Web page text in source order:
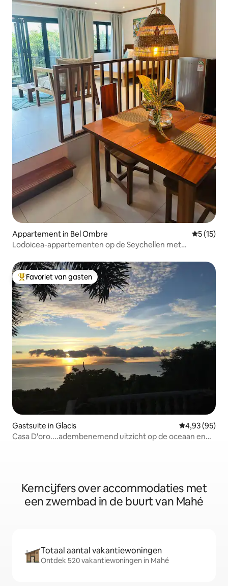
Appartement in Bel Ombre
5 (15)
Lodoicea-appartementen op de Seychellen met
Topfavoriet van gasten
Favoriet van gasten
Gastsuite in Glacis Gemiddelde
4,93 (95)
Casa D'oro....adembenemend uitzicht op de oceaan en
Kerncijfers over accommodaties met
een zwembad in de buurt van Mahé
Totaal aantal vakantiewoningen
Ontdek 520 vakantiewoningen in Mahé